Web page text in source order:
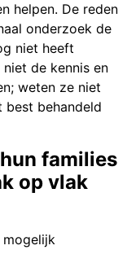
helpen. De reden
onderzoek de
niet heeft
de kennis en
weten ze niet
behandeld
families
op vlak